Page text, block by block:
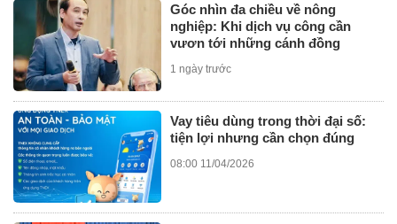
Góc nhìn đa chiều về nông
nghiệp: Khi dịch vụ công cần
vươn tới những cánh đồng
1 ngày trước
Vay tiêu dùng trong thời đại số:
tiện lợi nhưng cần chọn đúng
08:00 11/04/2026